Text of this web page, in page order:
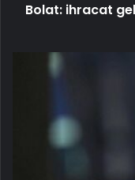
Bolat: ihracat